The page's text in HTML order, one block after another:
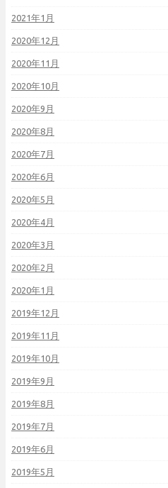
2021年1月
2020年12月
2020年11月
2020年10月
2020年9月
2020年8月
2020年7月
2020年6月
2020年5月
2020年4月
2020年3月
2020年2月
2020年1月
2019年12月
2019年11月
2019年10月
2019年9月
2019年8月
2019年7月
2019年6月
2019年5月